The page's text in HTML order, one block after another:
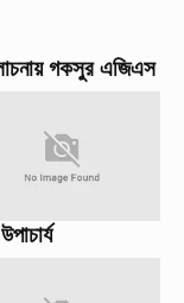
গকসুর এজিএস